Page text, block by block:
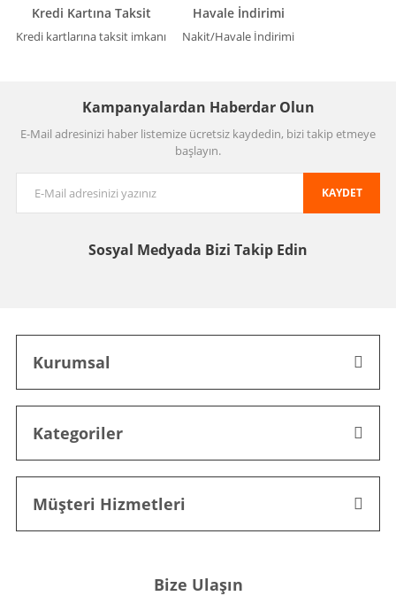
Kredi Kartına Taksit
Kredi kartlarına taksit imkanı
Havale İndirimi
Nakit/Havale İndirimi
Kampanyalardan Haberdar Olun
E-Mail adresinizi haber listemize ücretsiz kaydedin, bizi takip etmeye
başlayın.
KAYDET
Sosyal Medyada Bizi Takip Edin
Kurumsal
Kategoriler
Müşteri Hizmetleri
Bize Ulaşın